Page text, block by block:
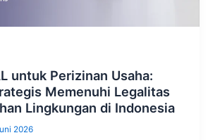
untuk Perizinan Usaha:
Memenuhi Legalitas
Lingkungan di Indonesia
2026